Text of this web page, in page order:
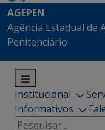
AGEPEN
Agência Estadual de
Penitenciário
Institucional
Informativos
Pesquisar